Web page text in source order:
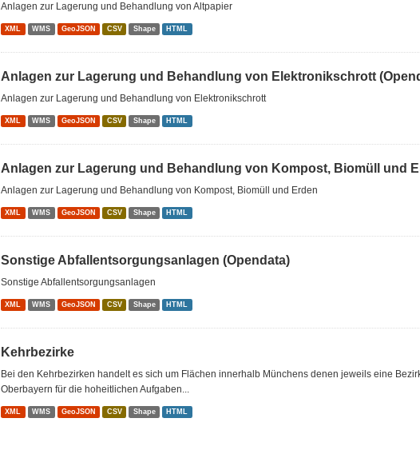
Anlagen zur Lagerung und Behandlung von Altpapier
XML WMS GeoJSON CSV Shape HTML
Anlagen zur Lagerung und Behandlung von Elektronikschrott
Anlagen zur Lagerung und Behandlung von Elektronikschrott
XML WMS GeoJSON CSV Shape HTML
Anlagen zur Lagerung und Behandlung von Kompost, Biomüll und
Anlagen zur Lagerung und Behandlung von Kompost, Biomüll und Erden
XML WMS GeoJSON CSV Shape HTML
Sonstige Abfallentsorgungsanlagen (Opendata)
Sonstige Abfallentsorgungsanlagen
XML WMS GeoJSON CSV Shape HTML
Kehrbezirke
Bei den Kehrbezirken handelt es sich um Flächen innerhalb Münchens denen jeweils eine
Oberbayern für die hoheitlichen Aufgaben...
XML WMS GeoJSON CSV Shape HTML